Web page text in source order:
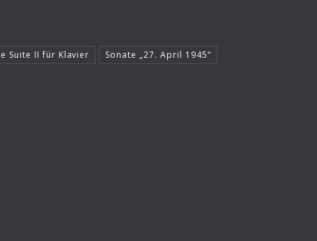
Suite II für Klavier Sonate „27. April 1945“